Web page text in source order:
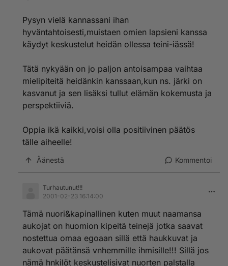
Pysyn vielä kannassani ihan
hyväntahtoisesti,muistaen omien lapsieni kanssa
käydyt keskustelut heidän ollessa teini-iässä!
Tätä nykyään on jo paljon antoisampaa vaihtaa
mielipiteitä heidänkin kanssaan,kun ns. järki on
kasvanut ja sen lisäksi tullut elämän kokemusta ja
perspektiiviä.
Oppia ikä kaikki,voisi olla positiivinen päätös
tälle aiheelle!
Äänestä Kommentoi
Turhautunut!!!
2001-02-23 16:14:00
Tämä nuori&kapinallinen kuten muut naamansa
aukojat on huomion kipeitä teinejä jotka saavat
nostettua omaa egoaan sillä että haukkuvat ja
aukovat päätänsä vnhemmille ihmisille!!! Sillä jos
nämä hnkilöt keskustelisivat nuorten palstalla